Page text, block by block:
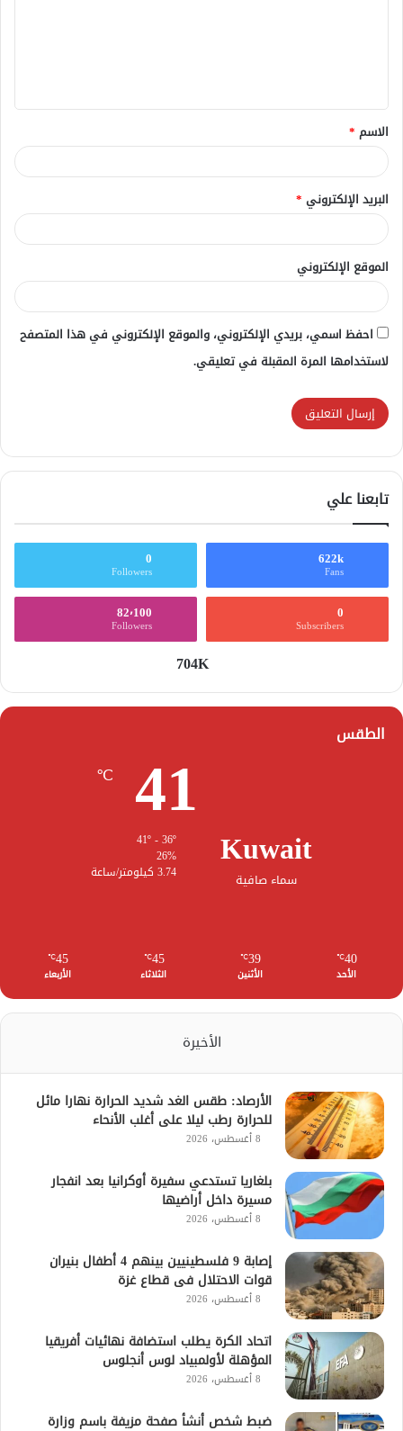
ق
*
الاسم *
البريد الإلكتروني *
الموقع الإلكتروني
احفظ اسمي، بريدي الإلكتروني، والموقع الإلكتروني في هذا المتصفح
لاستخدامها المرة المقبلة في تعليقي.
تابعنا علي
622k
Fans
0
Followers
0
Subscribers
82٬100
Followers
704K
الطقس
Kuwait
سماء صافية
41
℃
26%
3.74 كيلومتر/ساعة
40
℃
الأحد
39
℃
الأثنين
45
℃
الثلاثاء
45
℃
الأربعاء
الأخيرة
الأرصاد: طقس الغد شديد الحرارة نهارا مائل
للحرارة رطب ليلا على أغلب الأنحاء
8 أغسطس، 2026
بلغاريا تستدعي سفيرة أوكرانيا بعد انفجار
مسيرة داخل أراضيها
8 أغسطس، 2026
إصابة 9 فلسطينيين بينهم 4 أطفال بنيران
قوات الاحتلال فى قطاع غزة
8 أغسطس، 2026
اتحاد الكرة يطلب استضافة نهائيات أفريقيا
المؤهلة لأولمبياد لوس أنجلوس
8 أغسطس، 2026
ضبط شخص أنشأ صفحة مزيفة باسم وزارة